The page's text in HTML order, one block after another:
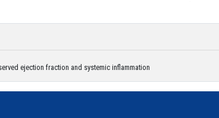
ejection fraction and systemic inflammation